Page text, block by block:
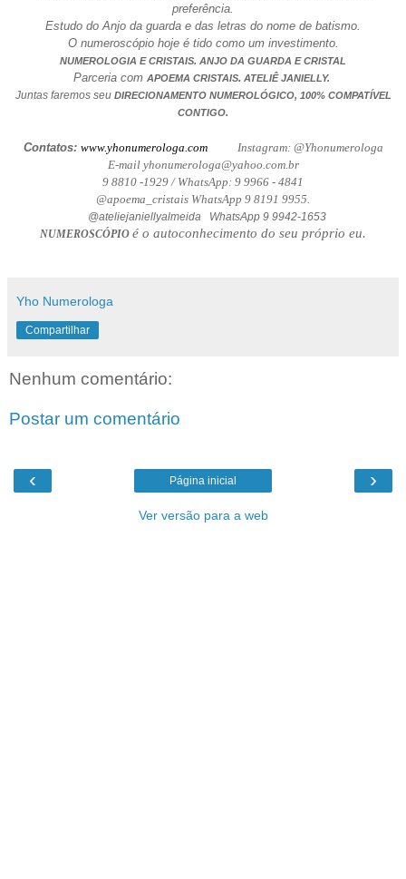
preferência.
Estudo do Anjo da guarda e das letras do nome de batismo.
O numeroscópio hoje é tido como um investimento.
NUMEROLOGIA E CRISTAIS. ANJO DA GUARDA E CRISTAL
Parceria com APOEMA CRISTAIS. ATELIÊ JANIELLY.
Juntas faremos seu DIRECIONAMENTO NUMEROLÓGICO, 100% COMPATÍVEL
CONTIGO.
Contatos: www.yhonumerologa.comInstagram: @Yhonumerologa
E-mail yhonumerologa@yahoo.com.br
9 8810 -1929 / WhatsApp: 9 9966 - 4841
@apoema_cristais WhatsApp 9 8191 9955.
@ateliejaniellyalmeida WhatsApp 9 9942-1653
NUMEROSCÓPIO é o autoconhecimento do seu próprio eu.
Yho Numerologa
Compartilhar
Nenhum comentário:
Postar um comentário
‹ ›
Página inicial
Ver versão para a web